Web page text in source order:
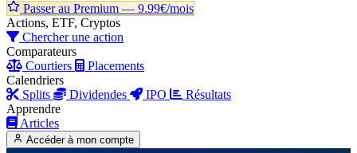
Passer au Premium — 9.99€/mois
Actions, ETF, Cryptos
Chercher une action
Comparateurs
Courtiers
Placements
Calendriers
Splits
Dividendes IPO
Résultats
Apprendre
Articles
Accéder à mon compte